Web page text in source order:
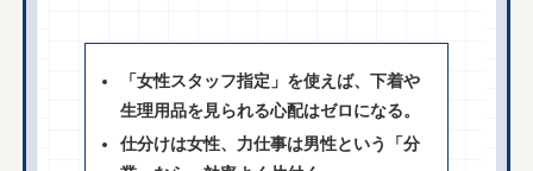
「女性スタッフ指定」を使えば、下着や
生理用品を見られる心配はゼロになる。
仕分けは女性、力仕事は男性という「分